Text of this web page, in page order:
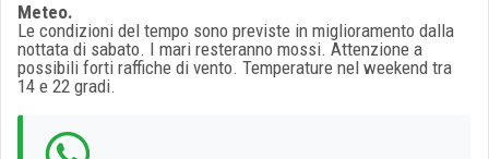
Meteo.
Le condizioni del tempo sono previste in miglioramento dalla
nottata di sabato. I mari resteranno mossi. Attenzione a
possibili forti raffiche di vento. Temperature nel weekend tra
14 e 22 gradi.